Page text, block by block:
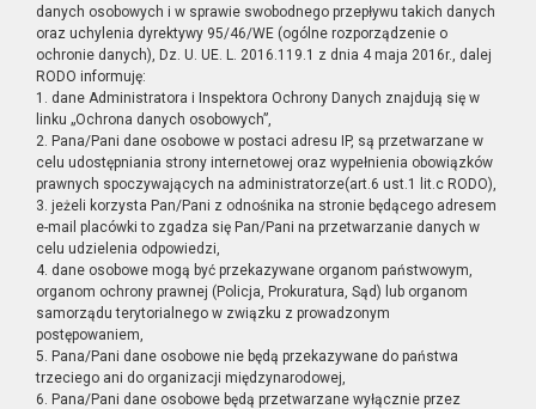
danych osobowych i w sprawie swobodnego przepływu takich danych
oraz uchylenia dyrektywy 95/46/WE (ogólne rozporządzenie o
ochronie danych), Dz. U. UE. L. 2016.119.1 z dnia 4 maja 2016r., dalej
RODO informuję:
1. dane Administratora i Inspektora Ochrony Danych znajdują się w
linku „Ochrona danych osobowych”,
2. Pana/Pani dane osobowe w postaci adresu IP, są przetwarzane w
celu udostępniania strony internetowej oraz wypełnienia obowiązków
prawnych spoczywających na administratorze(art.6 ust.1 lit.c RODO),
3. jeżeli korzysta Pan/Pani z odnośnika na stronie będącego adresem
e-mail placówki to zgadza się Pan/Pani na przetwarzanie danych w
celu udzielenia odpowiedzi,
4. dane osobowe mogą być przekazywane organom państwowym,
organom ochrony prawnej (Policja, Prokuratura, Sąd) lub organom
samorządu terytorialnego w związku z prowadzonym
postępowaniem,
5. Pana/Pani dane osobowe nie będą przekazywane do państwa
trzeciego ani do organizacji międzynarodowej,
6. Pana/Pani dane osobowe będą przetwarzane wyłącznie przez